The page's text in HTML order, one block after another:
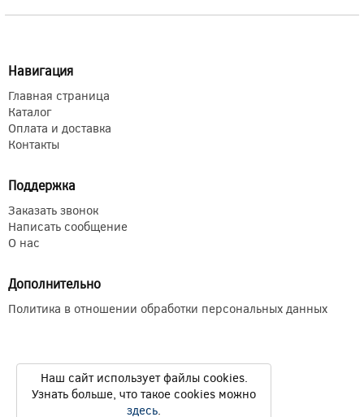
Навигация
Главная страница
Каталог
Оплата и доставка
Контакты
Поддержка
Заказать звонок
Написать сообщение
О нас
Дополнительно
Политика в отношении обработки персональных данных
Наш сайт использует файлы cookies.
Узнать больше, что такое cookies можно
здесь.